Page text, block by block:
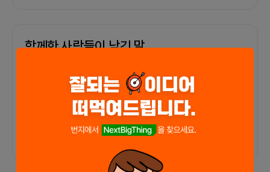
함께한 사람들이 남긴 말
0 프로젝트 0 프로챗 0
아직 후기가 도착하지 않았습니다